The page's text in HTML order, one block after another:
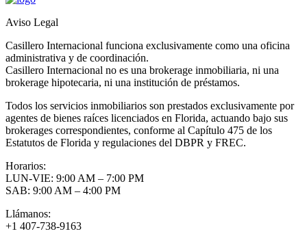
Aviso Legal
Casillero Internacional funciona exclusivamente como una oficina
administrativa y de coordinación.
Casillero Internacional no es una brokerage inmobiliaria, ni una
brokerage hipotecaria, ni una institución de préstamos.
Todos los servicios inmobiliarios son prestados exclusivamente por
agentes de bienes raíces licenciados en Florida, actuando bajo sus
brokerages correspondientes, conforme al Capítulo 475 de los
Estatutos de Florida y regulaciones del DBPR y FREC.
Horarios:
LUN-VIE: 9:00 AM – 7:00 PM
SAB: 9:00 AM – 4:00 PM
Llámanos:
+1 407-738-9163